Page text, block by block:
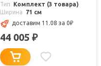
Тип
Комплект (3 товара)
Ширина
71 см
доставим 11.08 за 0₽
44 005 ₽